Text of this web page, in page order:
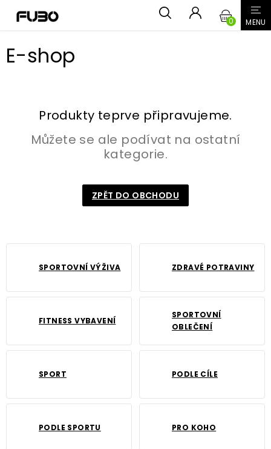
E-shop
Produkty teprve připravujeme.
Můžete se ale podívat na ostatní
kategorie.
ZPĚT DO OBCHODU
SPORTOVNÍ VÝŽIVA ZDRAVÉ POTRAVINY
FITNESS VYBAVENÍ
SPORTOVNÍ
OBLEČENÍ
SPORT PODLE CÍLE
PODLE SPORTU PRO KOHO